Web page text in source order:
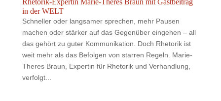
Rhetorik-Expertin Marie-Theres Braun mit Gastbeitrag
in der WELT
Schneller oder langsamer sprechen, mehr Pausen
machen oder stärker auf das Gegenüber eingehen – all
das gehört zu guter Kommunikation. Doch Rhetorik ist
weit mehr als das Befolgen von starren Regeln. Marie-
Theres Braun, Expertin für Rhetorik und Verhandlung,
verfolgt...